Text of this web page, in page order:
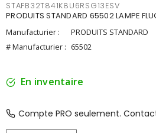
STAFB32T841K8U6RSG13ESV
PRODUITS STANDARD 65502 LAMPE
Manufacturier :
PRODUITS STANDARD
# Manufacturier : 65502
En inventaire
Compte PRO seulement.